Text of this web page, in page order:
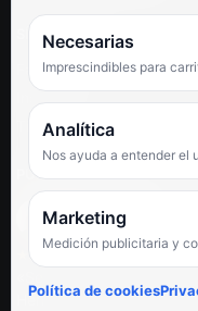
SÍGUENOS
Facebook
TikTok
PUNTUACIÓN DE 4,6
★★★★★
Hemos comprado en
Necesarias
Imprescindibles para
Analítica
Nos ayuda a entender el
Marketing
Medición publicitaria y
Política de cookies